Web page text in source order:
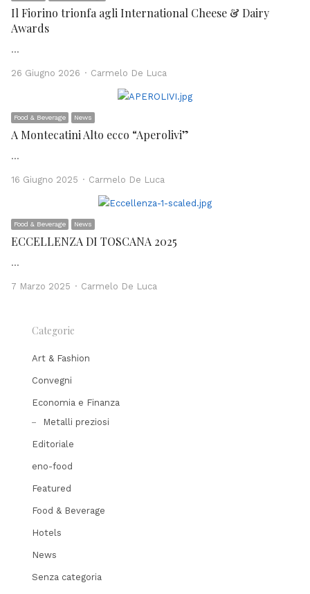
Il Fiorino trionfa agli International Cheese & Dairy
Awards
…
26 Giugno 2026 Author
Carmelo De Luca
Food & Beverage News
A Montecatini Alto ecco “Aperolivi”
…
16 Giugno 2025 Author
Carmelo De Luca
Food & Beverage News
ECCELLENZA DI TOSCANA 2025
…
7 Marzo 2025 Author
Carmelo De Luca
Categorie
Art & Fashion
Convegni
Economia e Finanza
Metalli preziosi
Editoriale
eno-food
Featured
Food & Beverage
Hotels
News
Senza categoria